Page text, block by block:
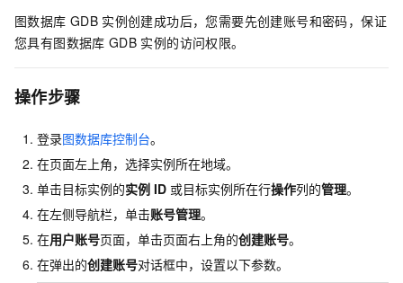
图数据库 GDB 实例创建成功后，您需要先创建账号和密码，保证
您具有图数据库 GDB 实例的访问权限。
操作步骤
登录图数据库控制台。
在页面左上角，选择实例所在地域。
单击目标实例的实例 ID 或目标实例所在行操作列的管理。
在左侧导航栏，单击账号管理。
在用户账号页面，单击页面右上角的创建账号。
在弹出的创建账号对话框中，设置以下参数。